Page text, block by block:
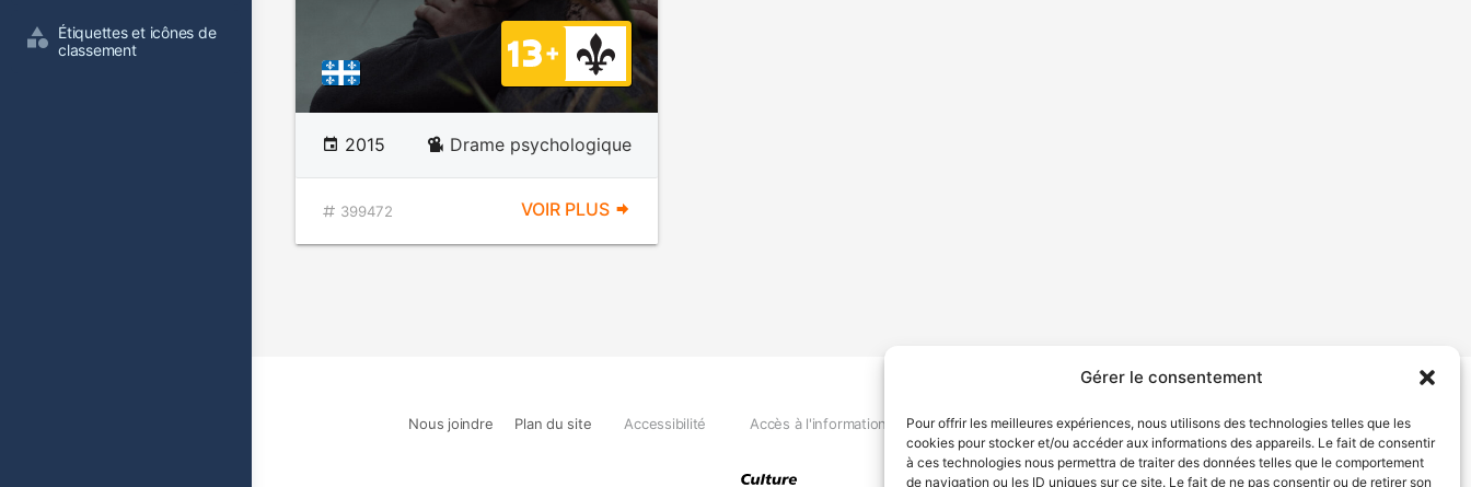
Gérer le consentement
Pour offrir les meilleures expériences, nous utilisons des technologies telles que les
cookies pour stocker et/ou accéder aux informations des appareils. Le fait de consentir
à ces technologies nous permettra de traiter des données telles que le comportement
de navigation ou les ID uniques sur ce site. Le fait de ne pas consentir ou de retirer son
Étiquettes et icônes de
classement
2015 Drame psychologique
399472 VOIR PLUS
Nous joindre Plan du site Accessibilité Accès à l'information Déclaration de services Politique de confidentialité